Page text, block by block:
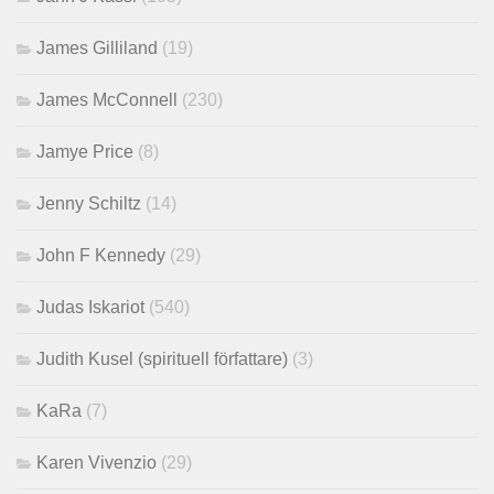
James Gilliland (19)
James McConnell (230)
Jamye Price (8)
Jenny Schiltz (14)
John F Kennedy (29)
Judas Iskariot(540)
Judith Kusel (spirituell författare) (3)
KaRa (7)
Karen Vivenzio (29)